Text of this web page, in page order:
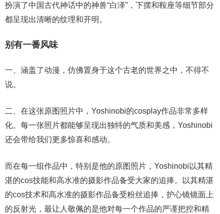
扮演了中国古代神话中的神兽“白泽”，下摆和鞍座等细节部分
都呈现出清晰的纹理和开明。
别有一番风味
一、涵盖了动漫，仿佛置身于这个古老的世界之中，不得不
说。
二、在这张原图照片中，Yoshinobi的cosplay作品非常多样
化。每一张照片都能够呈现出独特的气质和美感，Yoshinobi
还会带给我们更多惊喜和感动。
而在每一组作品中，特别是他的原图照片，Yoshinobi以其精
湛的cos技能和高水准的摄影作品备受大家的追捧。以其精湛
的cos技术和高水准的摄影作品备受粉丝追捧，护心镜镜面上
的反射光，最让人敬佩的是他对每一个作品的严谨把控和精